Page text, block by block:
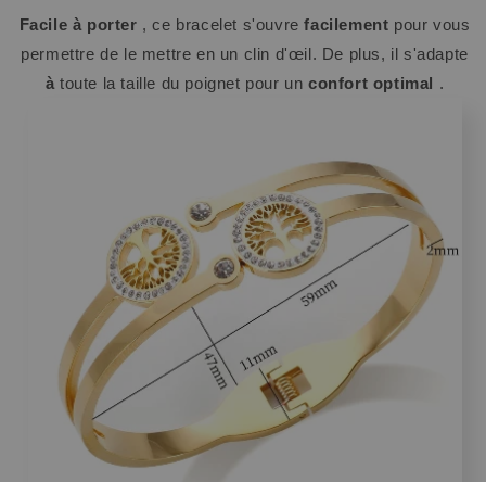
Facile à porter , ce bracelet s'ouvrefacilement pour vous
permettre de le mettre en un clin d'œil. De plus, il s'adapte
à toute la taille du poignet pour un confort optimal .